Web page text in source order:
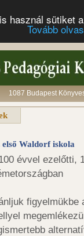
használ sütiket
Tovább
1087 Budapest
első Waldorf iskola
évvel ezelőtti,